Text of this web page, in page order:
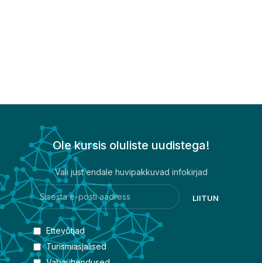
Ole kursis oluliste uudistega!
Vali just endale huvipakkuvad infokirjad
Ettevõtjad
Turismiasjalised